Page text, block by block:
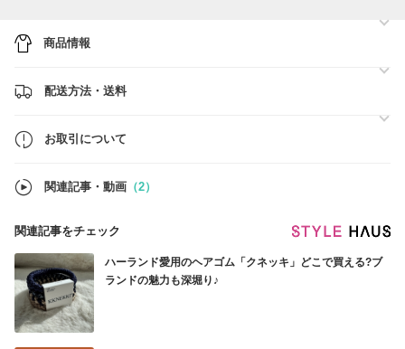
お客様にはご不便・ご迷惑をおかけいたしますが、何卒ご理解とご協力
を賜りますようお願い申し上げます。
商品情報
配送方法・送料
お取引について
関連記事・動画 （2）
関連記事をチェック
ハーランド愛用のヘアゴム「クネッキ」どこで買える?ブ
ランドの魅力も深堀り♪